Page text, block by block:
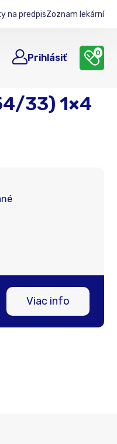
na predpisZoznam lekární
Prihlásiť 0
33) 1×4
Viac info